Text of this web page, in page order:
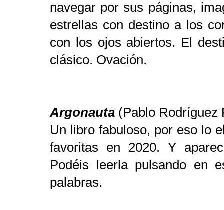
navegar por sus páginas,
estrellas con destino a los
con los ojos abiertos. El
clásico. Ovación.
Argonauta (Pablo Rodríguez
Un libro fabuloso, por eso lo
favoritas en 2020. Y
Podéis leerla pulsando en
palabras.